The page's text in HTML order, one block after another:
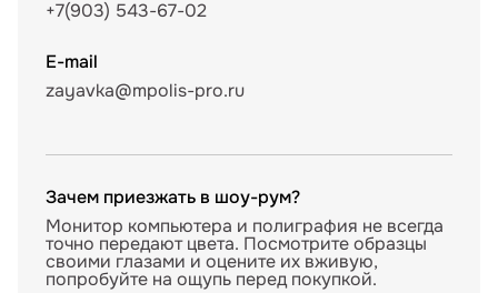
+7(903) 543-67-02
E-mail
zayavka@mpolis-pro.ru
Зачем приезжать в шоу-рум?
Монитор компьютера и полиграфия не всегда
точно передают цвета. Посмотрите образцы
своими глазами и оцените их вживую,
попробуйте на ощупь перед покупкой.